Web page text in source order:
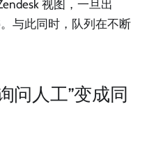
视图，一旦出
与此同时，队列在不断
问人工”变成同